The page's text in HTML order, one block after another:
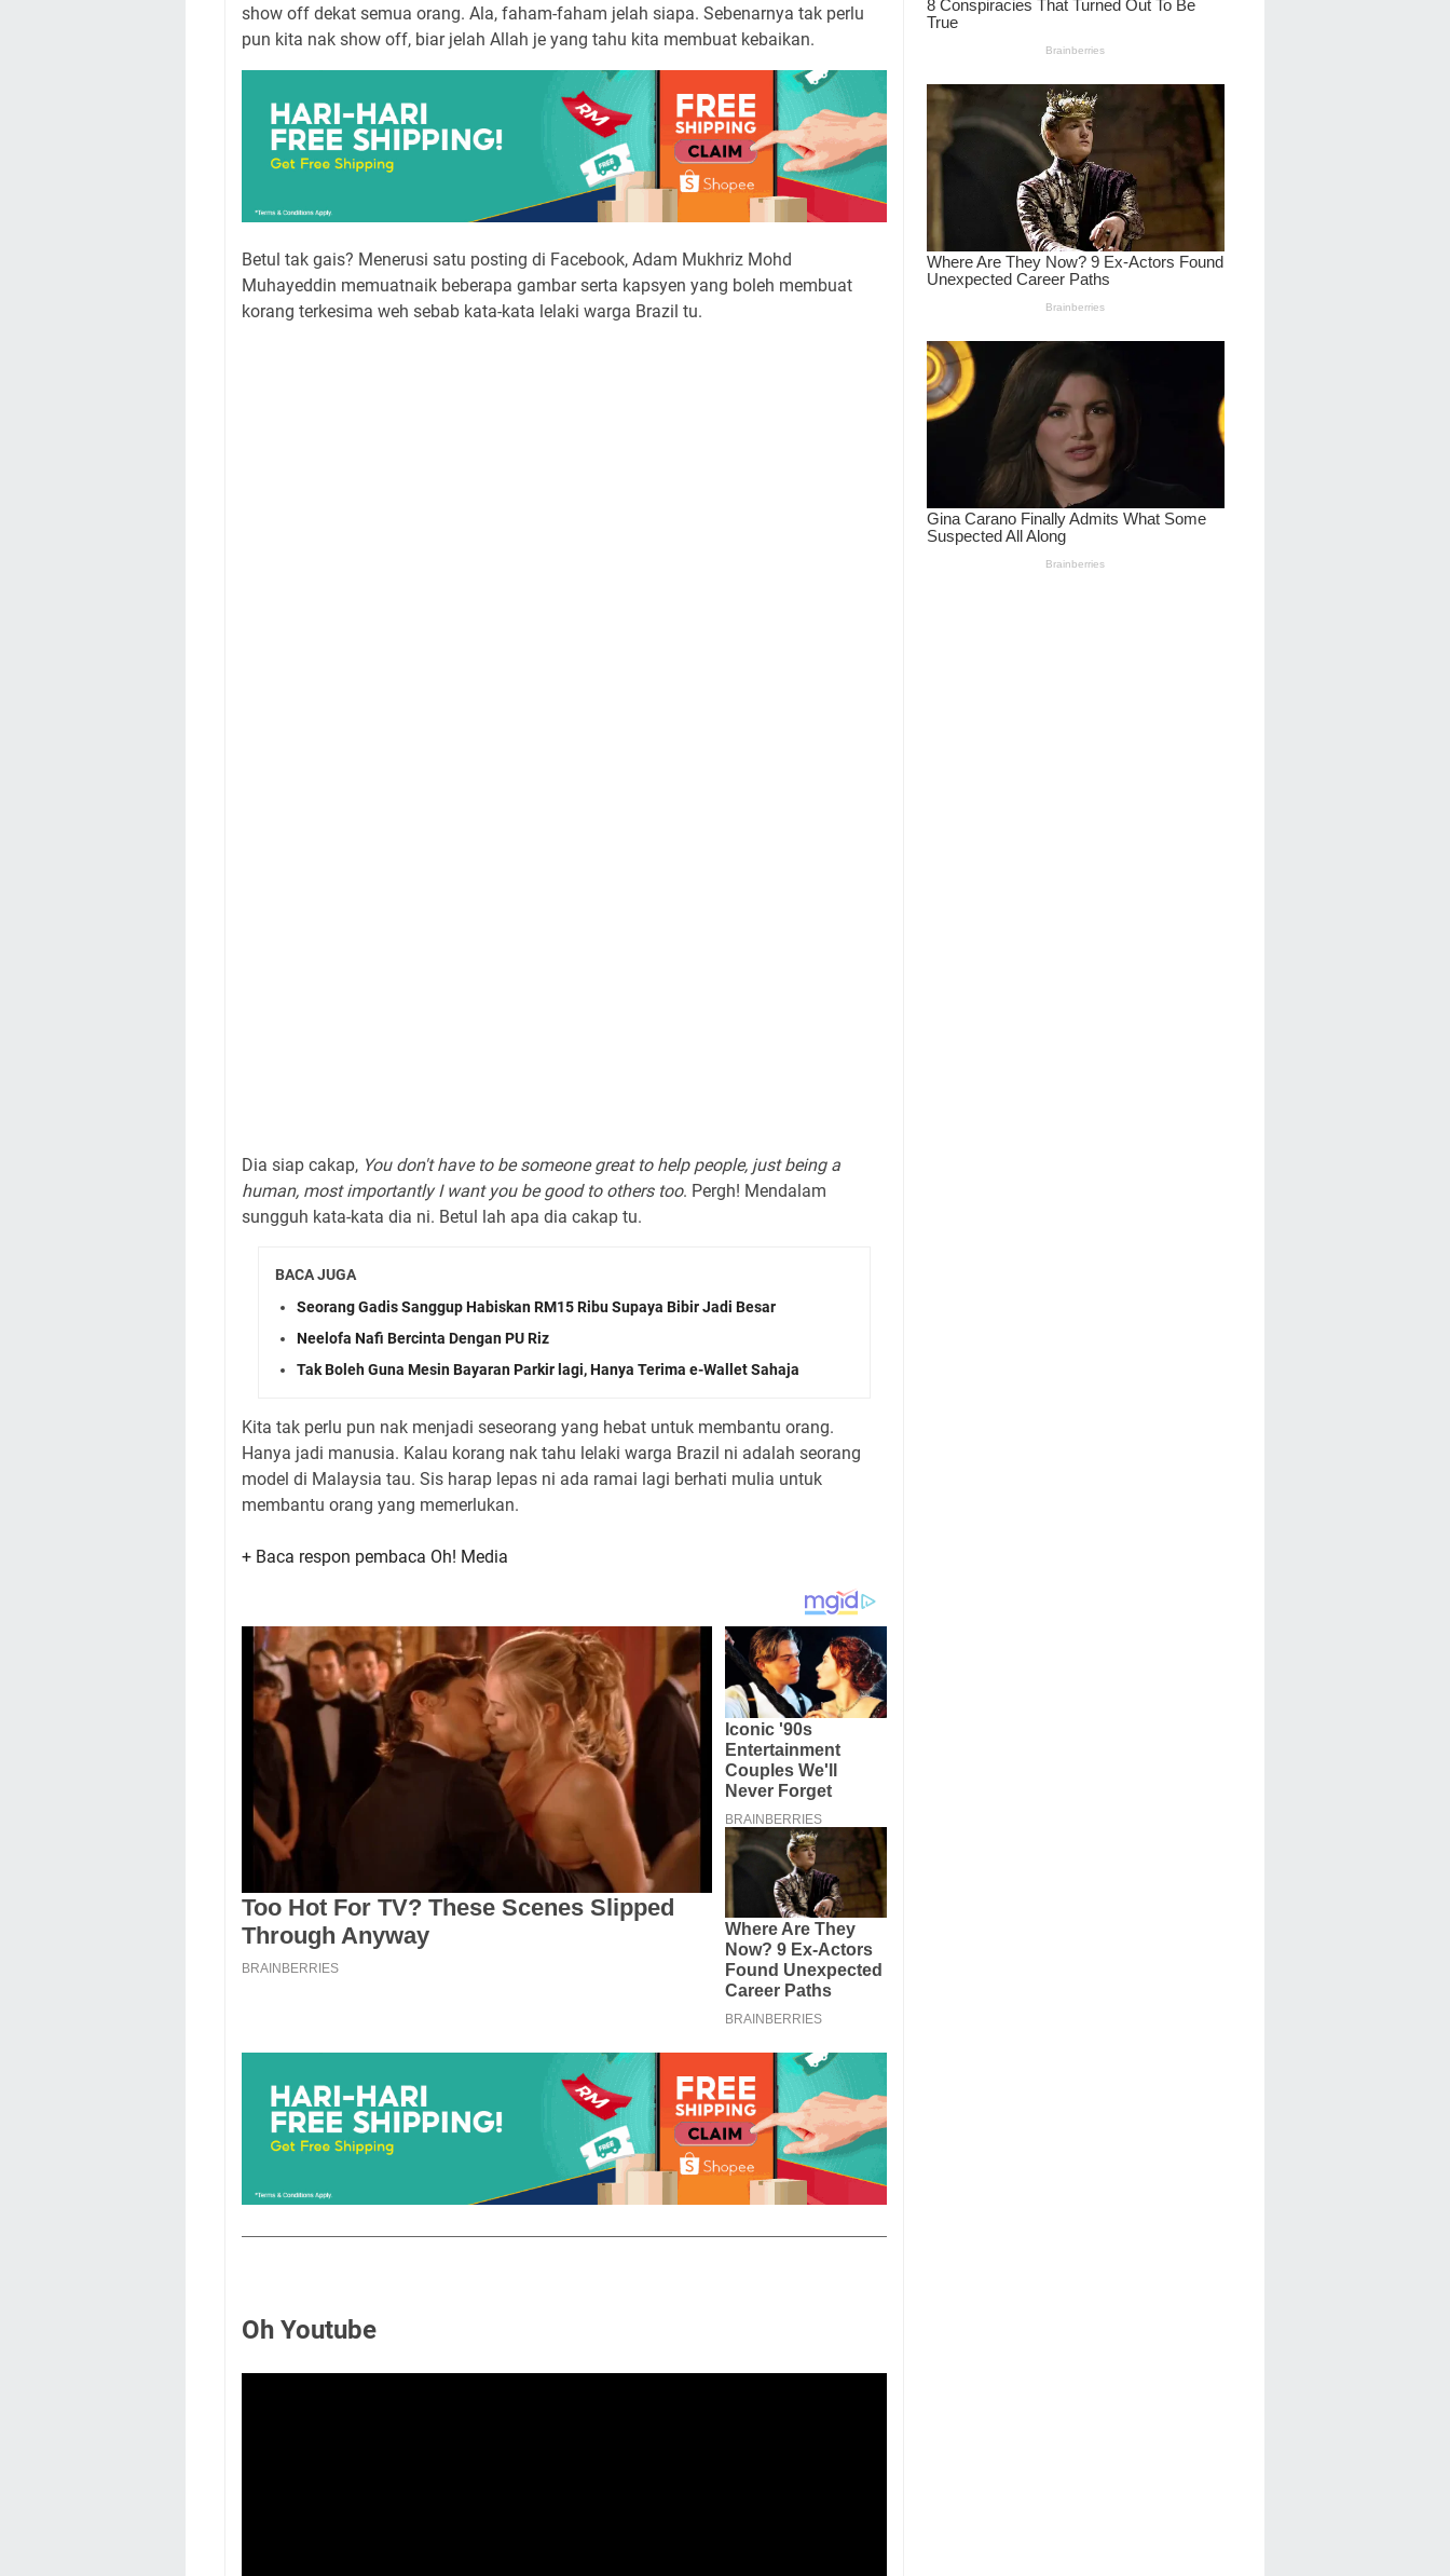
show off dekat semua orang. Ala, faham-faham jelah siapa. Sebenarnya tak perlu
pun kita nak show off, biar jelah Allah je yang tahu kita membuat kebaikan.
Betul tak gais? Menerusi satu posting di Facebook, Adam Mukhriz Mohd
Muhayeddin memuatnaik beberapa gambar serta kapsyen yang boleh membuat
korang terkesima weh sebab kata-kata lelaki warga Brazil tu.
Dia siap cakap, You don't have to be someone great to help people, just being a
human, most importantly I want you be good to others too. Pergh! Mendalam
sungguh kata-kata dia ni. Betul lah apa dia cakap tu.
BACA JUGA
Seorang Gadis Sanggup Habiskan RM15 Ribu Supaya Bibir Jadi Besar
Neelofa Nafi Bercinta Dengan PU Riz
Tak Boleh Guna Mesin Bayaran Parkir lagi, Hanya Terima e-Wallet Sahaja
Kita tak perlu pun nak menjadi seseorang yang hebat untuk membantu orang.
Hanya jadi manusia. Kalau korang nak tahu lelaki warga Brazil ni adalah seorang
model di Malaysia tau. Sis harap lepas ni ada ramai lagi berhati mulia untuk
membantu orang yang memerlukan.
+ Baca respon pembaca Oh! Media
Oh Youtube